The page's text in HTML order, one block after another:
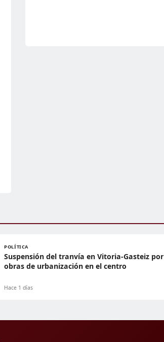
POLÍTICA
Suspensión del tranvía en Vitoria-Gasteiz por
obras de urbanización en el centro
Hace 1 días